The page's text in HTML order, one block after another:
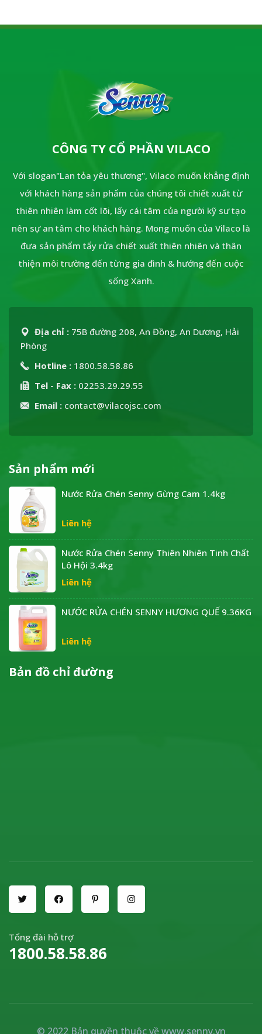
CÔNG TY CỔ PHẦN VILACO
Với slogan"Lan tỏa yêu thương", Vilaco muốn khẳng định
với khách hàng sản phẩm của chúng tôi chiết xuất từ
thiên nhiên làm cốt lõi, lấy cái tâm của người kỹ sư tạo
nên sự an tâm cho khách hàng. Mong muốn của Vilaco là
đưa sản phẩm tẩy rửa chiết xuất thiên nhiên và thân
thiện môi trường đến từng gia đình & hướng đến cuộc
sống Xanh.
Địa chỉ : 75B đường 208, An Đồng, An Dương, Hải
Phòng
Hotline : 1800.58.58.86
Tel - Fax : 02253.29.29.55
Email : contact@vilacojsc.com
Sản phẩm mới
Nước Rửa Chén Senny Gừng Cam 1.4kg
Liên hệ
Nước Rửa Chén Senny Thiên Nhiên Tinh Chất
Lô Hội 3.4kg
Liên hệ
NƯỚC RỬA CHÉN SENNY HƯƠNG QUẾ 9.36KG
Liên hệ
Bản đồ chỉ đường
Tổng đài hỗ trợ
1800.58.58.86
© 2022 Bản quyền thuộc vềwww.senny.vn